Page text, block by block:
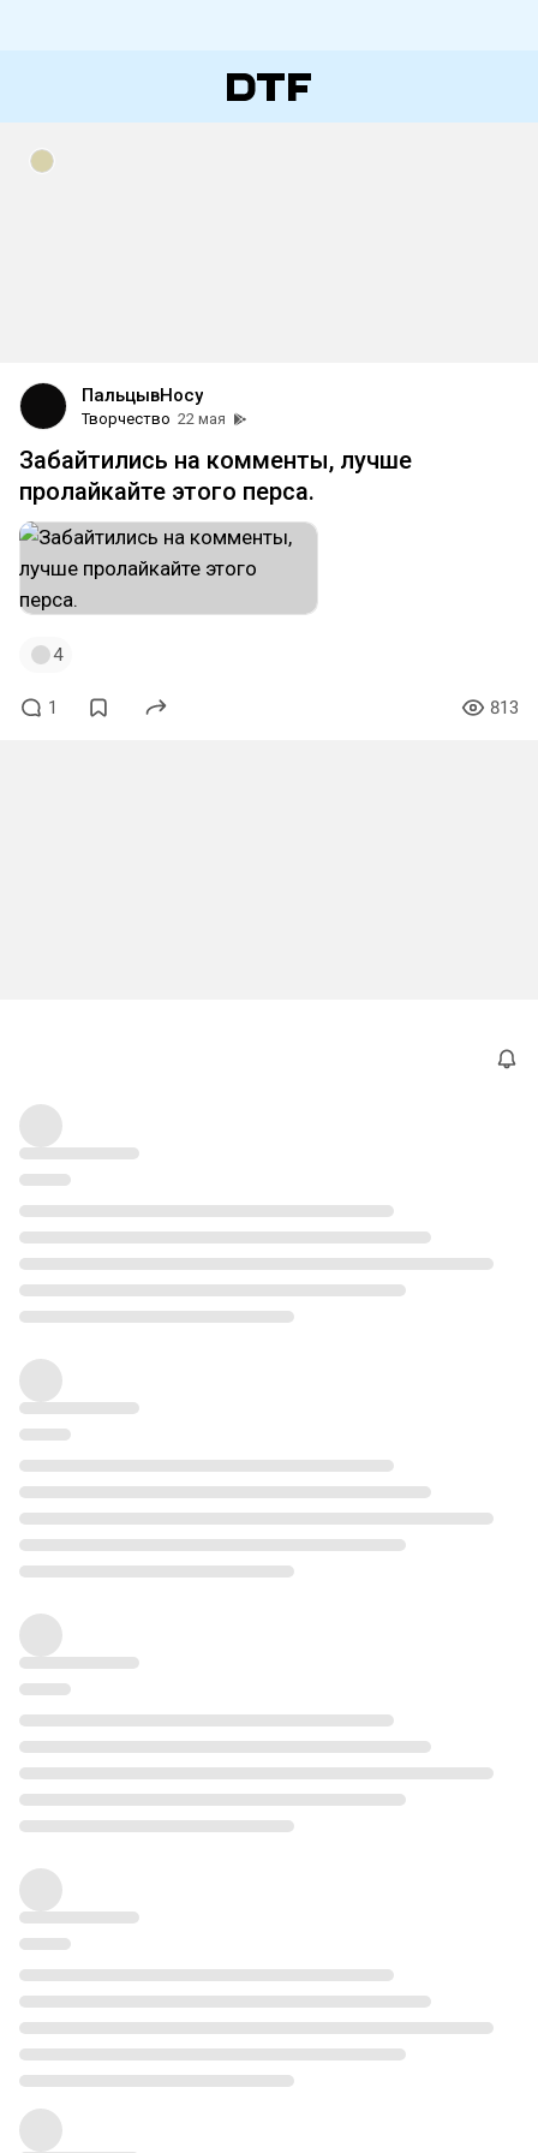
ПальцывНосу
Творчество 22 мая
Забайтились на комменты, лучше
пролайкайте этого перса.
4
1 813